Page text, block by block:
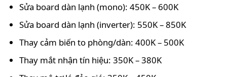
Sửa board dàn lạnh (mono): 450K – 600K
Sửa board dàn lạnh (inverter): 550K – 850K
Thay cảm biến to phòng/dàn: 400K – 500K
Thay mắt nhận tín hiệu: 350K – 380K